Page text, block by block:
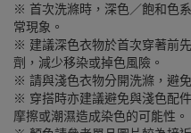
※ 首次洗滌時，深色／飽和色
常現象。
※ 建議深色衣物於首次穿著前
劑，減少移染或掉色風險。
※ 請與淺色衣物分開洗滌，避
※ 穿搭時亦建議避免與淺色配
摩擦或潮濕造成染色的可能性。